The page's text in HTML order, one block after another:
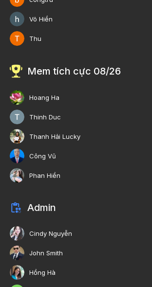
Võ Hiền
Thu
Mem tích cực 08/26
Hoang Ha
Thinh Duc
Thanh Hải Lucky
Công Vũ
Phan Hiền
Admin
Cindy Nguyễn
John Smith
Hồng Hà